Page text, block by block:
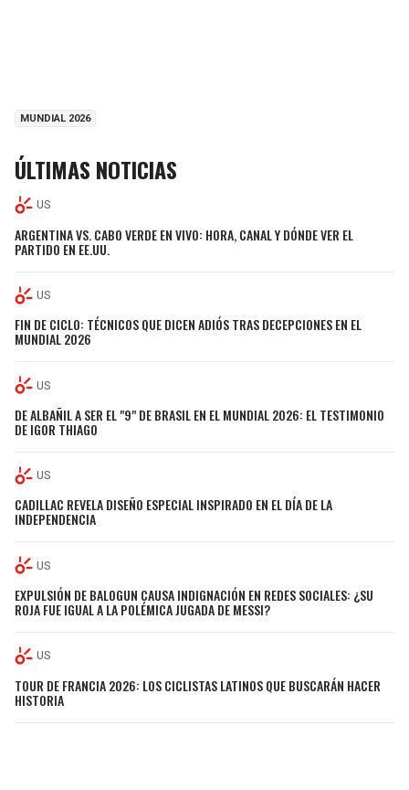
MUNDIAL 2026
ÚLTIMAS NOTICIAS
US
ARGENTINA VS. CABO VERDE EN VIVO: HORA, CANAL Y DÓNDE VER EL
PARTIDO EN EE.UU.
US
FIN DE CICLO: TÉCNICOS QUE DICEN ADIÓS TRAS DECEPCIONES EN EL
MUNDIAL 2026
US
DE ALBAÑIL A SER EL "9" DE BRASIL EN EL MUNDIAL 2026: EL TESTIMONIO
DE IGOR THIAGO
US
CADILLAC REVELA DISEÑO ESPECIAL INSPIRADO EN EL DÍA DE LA
INDEPENDENCIA
US
EXPULSIÓN DE BALOGUN CAUSA INDIGNACIÓN EN REDES SOCIALES: ¿SU
ROJA FUE IGUAL A LA POLÉMICA JUGADA DE MESSI?
US
TOUR DE FRANCIA 2026: LOS CICLISTAS LATINOS QUE BUSCARÁN HACER
HISTORIA